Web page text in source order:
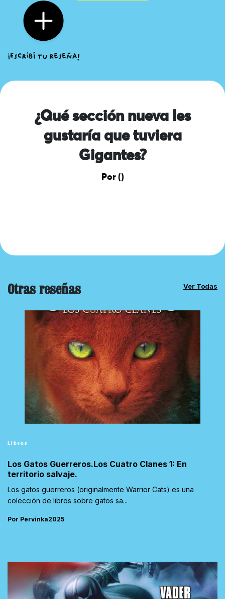
¿Qué sección nueva les
gustaría que tuviera
Gigantes?
Por ()
Otras reseñas Ver Todas
Libros
Los Gatos Guerreros.Los Cuatro Clanes 1: En
territorio salvaje.
Los gatos guerreros (originalmente Warrior Cats) es una
colección de libros sobre gatos sa...
Por Pervinka2025